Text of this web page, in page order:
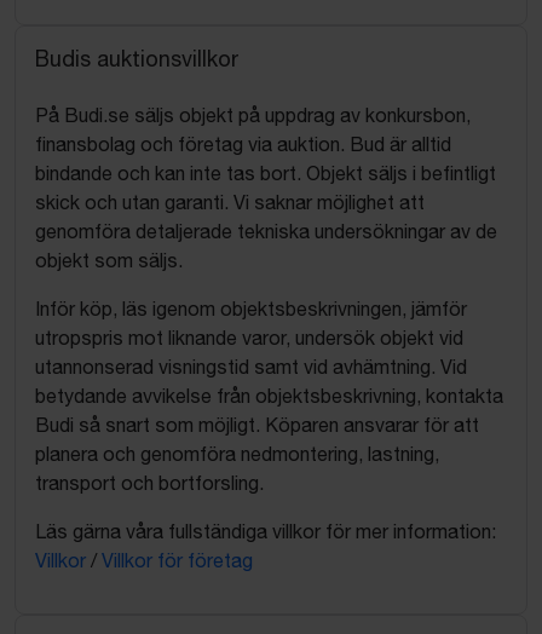
Budis auktionsvillkor
På Budi.se säljs objekt på uppdrag av konkursbon,
finansbolag och företag via auktion. Bud är alltid
bindande och kan inte tas bort. Objekt säljs i befintligt
skick och utan garanti. Vi saknar möjlighet att
genomföra detaljerade tekniska undersökningar av de
objekt som säljs.
Inför köp, läs igenom objektsbeskrivningen, jämför
utropspris mot liknande varor, undersök objekt vid
utannonserad visningstid samt vid avhämtning. Vid
betydande avvikelse från objektsbeskrivning, kontakta
Budi så snart som möjligt. Köparen ansvarar för att
planera och genomföra nedmontering, lastning,
transport och bortforsling.
Läs gärna våra fullständiga villkor för mer information:
Villkor / Villkor för företag